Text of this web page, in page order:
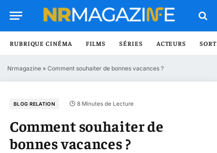
RUBRIQUE CINÉMA FILMS SÉRIES ACTEURS
Nrmagazine » Comment souhaiter de bonnes vacances ?
BLOG RELATION 8 Minutes de Lecture
Comment souhaiter de
bonnes vacances ?